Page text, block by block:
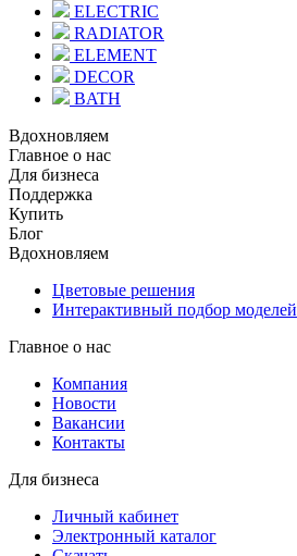
ELECTRIC
RADIATOR
ELEMENT
DECOR
BATH
Вдохновляем
Главное о нас
Для бизнеса
Поддержка
Купить
Блог
Вдохновляем
Цветовые решения
Интерактивный подбор моделей
Главное о нас
Компания
Новости
Вакансии
Контакты
Для бизнеса
Личный кабинет
Электронный каталог